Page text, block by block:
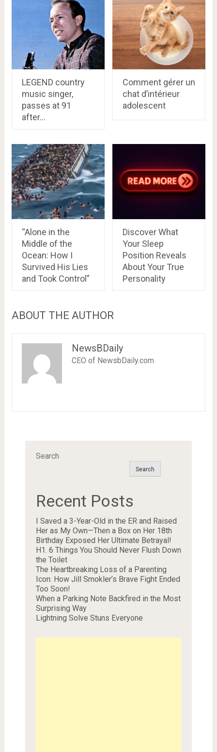
LEGEND country
music singer,
passes at 91
after…
Comment gérer un
chat d’intérieur
adolescent
“Alone in the
Middle of the
Ocean: How I
Survived His Lies
and Took Control”
Discover What
Your Sleep
Position Reveals
About Your True
Personality
ABOUT THE AUTHOR
NewsBDaily
CEO of NewsbDaily.com
Search
Search
Recent Posts
I Saved a 3-Year-Old in the ER and Raised
Her as My Own—Then a Box on Her 18th
Birthday Exposed Her Ultimate Betrayal!
H1. 6 Things You Should Never Flush Down
the Toilet
The Heartbreaking Loss of a Parenting
Icon: How Jill Smokler’s Brave Fight Ended
Too Soon!
When a Parking Note Backfired in the Most
Surprising Way
Lightning Solve Stuns Everyone